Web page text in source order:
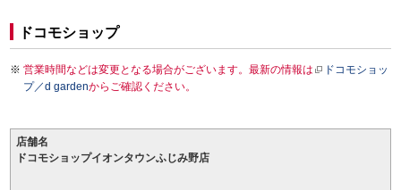
ドコモショップ
営業時間などは変更となる場合がございます。最新の情報は
ドコモショッ
プ／d gardenからご確認ください。
店舗名
ドコモショップイオンタウンふじみ野店